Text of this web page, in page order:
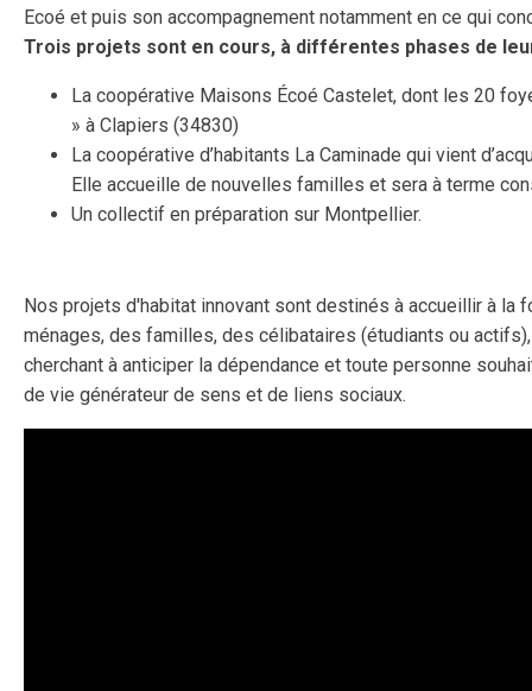
Ecoé et puis son accompagnement notamment en ce qui
Trois projets sont en cours, à différentes phases de
La coopérative Maisons Écoé Castelet, dont les 20
» à Clapiers (34830)
La coopérative d’habitants La Caminade qui vient
Elle accueille de nouvelles familles et sera à terme
Un collectif en préparation sur Montpellier.
Nos projets d'habitat innovant sont destinés à accueillir à la
ménages, des familles, des célibataires (étudiants ou
cherchant à anticiper la dépendance et toute personne
de vie générateur de sens et de liens sociaux.